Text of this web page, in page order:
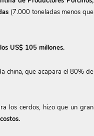
(7.000 toneladas menos que
US$ 105 millones.
china, que acapara el 80% de
los cerdos, hizo que un gran